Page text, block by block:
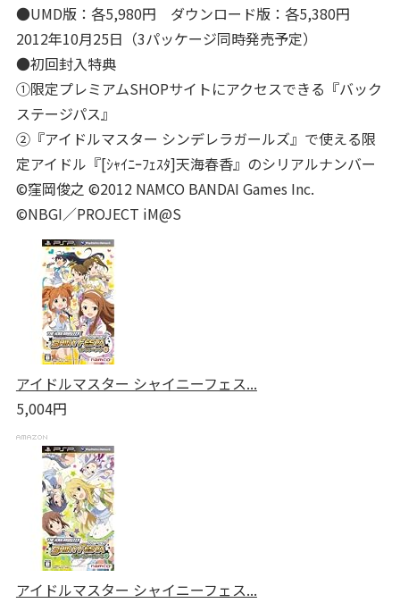
●UMD版：各5,980円 ダウンロード版：各5,380円
2012年10月25日（3パッケージ同時発売予定）
●初回封入特典
①限定プレミアムSHOPサイトにアクセスできる『バック
ステージパス』
②『アイドルマスター シンデレラガールズ』で使える限
定アイドル『[ｼｬｲﾆｰﾌｪｽﾀ]天海春香』のシリアルナンバー
©窪岡俊之 ©2012 NAMCO BANDAI Games Inc.
©NBGI／PROJECT iM@S
アイドルマスター シャイニーフェス...
5,004円
アイドルマスター シャイニーフェス...